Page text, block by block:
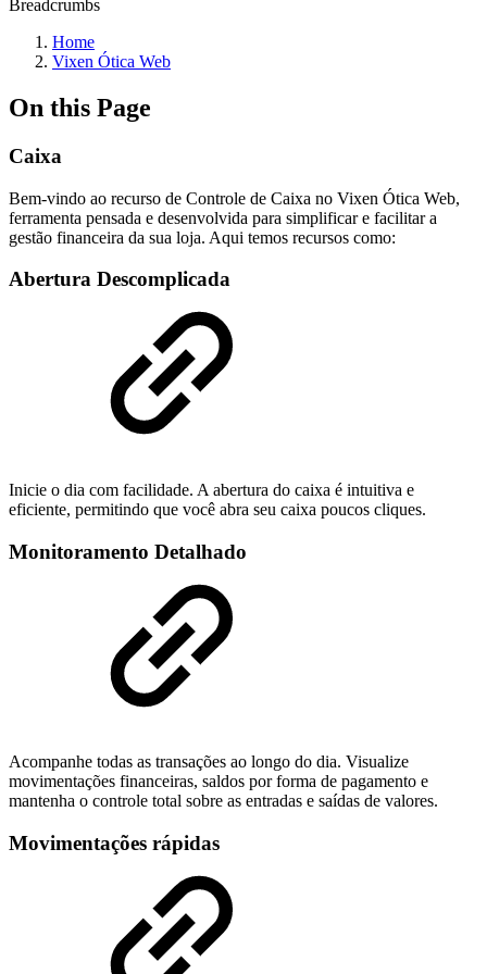
Breadcrumbs
Home
Vixen Ótica Web
On this Page
Caixa
Bem-vindo ao recurso de Controle de Caixa no Vixen Ótica Web,
ferramenta pensada e desenvolvida para simplificar e facilitar a
gestão financeira da sua loja. Aqui temos recursos como:
Abertura Descomplicada
Inicie o dia com facilidade. A abertura do caixa é intuitiva e
eficiente, permitindo que você abra seu caixa poucos cliques.
Monitoramento Detalhado
Acompanhe todas as transações ao longo do dia. Visualize
movimentações financeiras, saldos por forma de pagamento e
mantenha o controle total sobre as entradas e saídas de valores.
Movimentações rápidas